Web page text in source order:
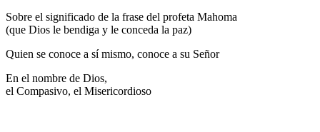
Sobre el significado de la frase del profeta Mahoma
(que Dios le bendiga y le conceda la paz)
Quien se conoce a sí mismo, conoce a su Señor
En el nombre de Dios,
el Compasivo, el Misericordioso